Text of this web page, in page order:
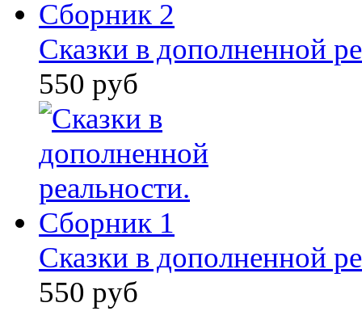
Сказки в дополненной
550 руб
Сказки в дополненной
550 руб